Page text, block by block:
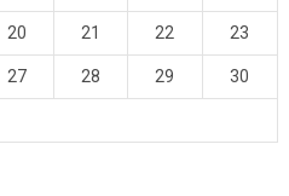
20 21 22 23
27 28 29 30